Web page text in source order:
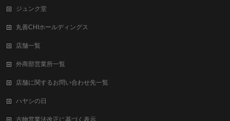
ジュンク堂
丸善CHIホールディングス
店舗一覧
外商部営業所一覧
店舗に関するお問い合わせ先一覧
ハヤシの日
古物営業法改正に基づく表示